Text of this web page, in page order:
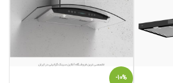
-10%